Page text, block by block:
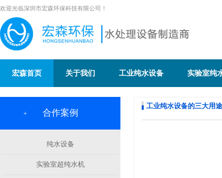
欢迎光临深圳市宏森环保科技有限公司！
宏森首页 关于我们 工业纯水设备 实验室纯
+ 合作案例
纯水设备
实验室超纯水机
工业纯水设备的三大用途